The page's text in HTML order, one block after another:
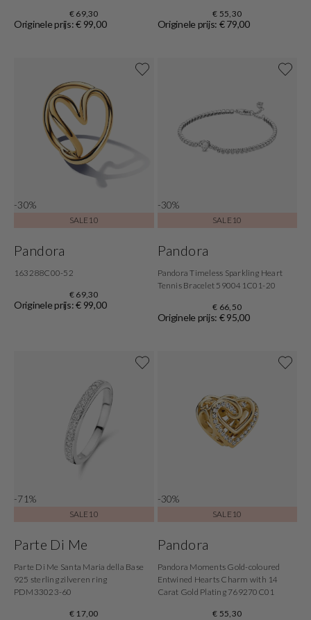
€ 69,30
Originele prijs: € 99,00
€ 55,30
Originele prijs: € 79,00
-30%
SALE10
Pandora
163288C00-52
€ 69,30
Originele prijs: € 99,00
-30%
SALE10
Pandora
Pandora Timeless Sparkling Heart
Tennis Bracelet 590041C01-20
€ 66,50
Originele prijs: € 95,00
-71%
SALE10
Parte Di Me
Parte Di Me Santa Maria della Base
925 sterling zilveren ring
PDM33023-60
€ 17,00
-30%
SALE10
Pandora
Pandora Moments Gold-coloured
Entwined Hearts Charm with 14
Carat Gold Plating 769270C01
€ 55,30